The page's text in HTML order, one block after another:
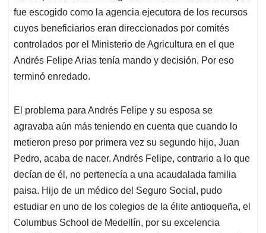
fue escogido como la agencia ejecutora de los recursos
cuyos beneficiarios eran direccionados por comités
controlados por el Ministerio de Agricultura en el que
Andrés Felipe Arias tenía mando y decisión. Por eso
terminó enredado.
El problema para Andrés Felipe y su esposa se
agravaba aún más teniendo en cuenta que cuando lo
metieron preso por primera vez su segundo hijo, Juan
Pedro, acaba de nacer. Andrés Felipe, contrario a lo que
decían de él, no pertenecía a una acaudalada familia
paisa. Hijo de un médico del Seguro Social, pudo
estudiar en uno de los colegios de la élite antioqueña, el
Columbus School de Medellín, por su excelencia